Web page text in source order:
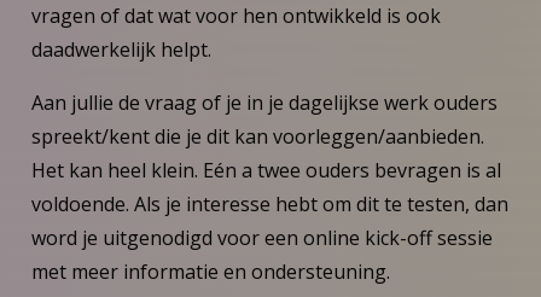
vragen of dat wat voor hen ontwikkeld is ook
daadwerkelijk helpt.
Aan jullie de vraag of je in je dagelijkse werk ouders
spreekt/kent die je dit kan voorleggen/aanbieden.
Het kan heel klein. Eén a twee ouders bevragen is al
voldoende. Als je interesse hebt om dit te testen, dan
word je uitgenodigd voor een online kick-off sessie
met meer informatie en ondersteuning.